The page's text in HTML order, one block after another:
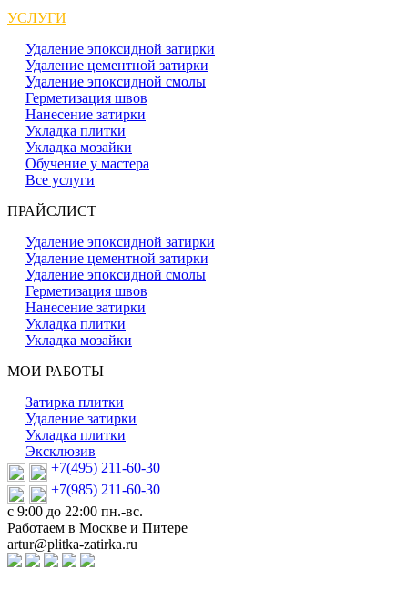
УСЛУГИ
Удаление эпоксидной затирки
Удаление цементной затирки
Удаление эпоксидной смолы
Герметизация швов
Нанесение затирки
Укладка плитки
Укладка мозайки
Обучение у мастера
Все услуги
ПРАЙСЛИСТ
Удаление эпоксидной затирки
Удаление цементной затирки
Удаление эпоксидной смолы
Герметизация швов
Нанесение затирки
Укладка плитки
Укладка мозайки
МОИ РАБОТЫ
Затирка плитки
Удаление затирки
Укладка плитки
Эксклюзив
+7(495) 211-60-30
+7(985) 211-60-30
с 9:00 до 22:00 пн.-вс.
Работаем в Москве и Питере
artur@plitka-zatirka.ru